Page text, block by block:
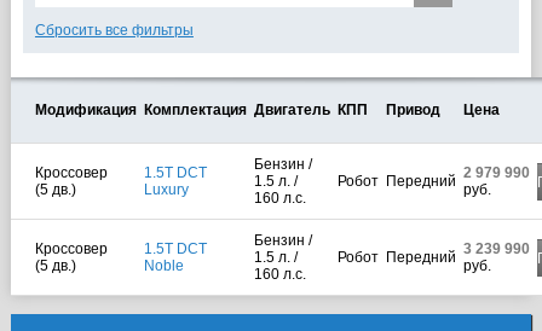
Сбросить все фильтры
Модификация Комплектация Двигатель КПП Привод Цена
Кроссовер
(5 дв.)
1.5T DCT
Luxury
Бензин /
1.5 л. /
160 л.с.
Робот Передний 2 979 990
руб.
Кроссовер
(5 дв.)
1.5T DCT
Noble
Бензин /
1.5 л. /
160 л.с.
Робот Передний 3 239 990
руб.